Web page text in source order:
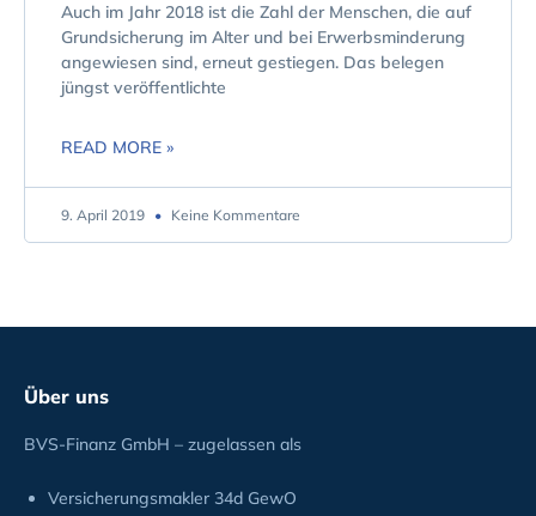
Auch im Jahr 2018 ist die Zahl der Menschen, die auf
Grundsicherung im Alter und bei Erwerbsminderung
angewiesen sind, erneut gestiegen. Das belegen
jüngst veröffentlichte
READ MORE »
9. April 2019 Keine Kommentare
Über uns
BVS-Finanz GmbH – zugelassen als
Versicherungsmakler 34d GewO